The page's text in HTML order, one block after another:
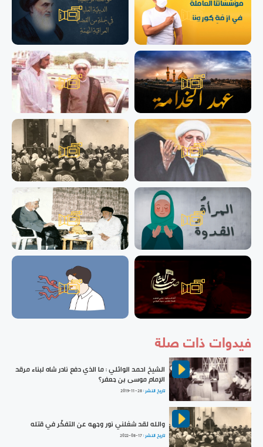
فيدوات ذات صلة
الشيخ احمد الوائلي : ما الذي دفع نادر شاه لبناء مرقد
الإمام موسى بن جعفر؟
تاريخ النشر :2019-11-28
والله لقد شغلني نور وجهه عن التفكّر في قتله
تاريخ النشر :2022-08-17